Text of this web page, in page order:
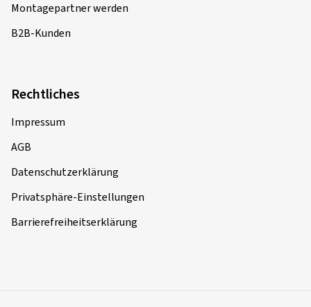
Montagepartner werden
B2B-Kunden
Rechtliches
Impressum
AGB
Datenschutzerklärung
Privatsphäre-Einstellungen
Barrierefreiheitserklärung